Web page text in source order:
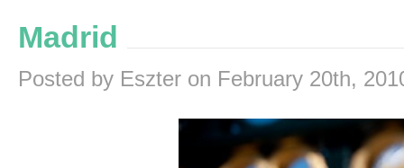
Madrid
Posted by Eszter on February 20th,